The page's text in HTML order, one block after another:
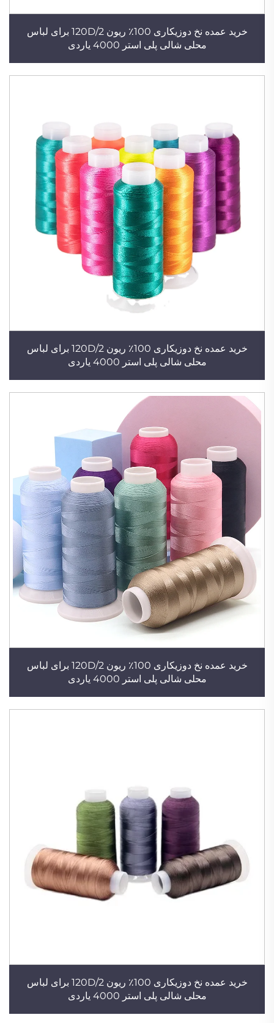
خرید عمده نخ دوزیکاری 100٪ ریون 120D/2 برای لباس
محلی شالی پلی استر 4000 یاردی
خرید عمده نخ دوزیکاری 100٪ ریون 120D/2 برای لباس
محلی شالی پلی استر 4000 یاردی
خرید عمده نخ دوزیکاری 100٪ ریون 120D/2 برای لباس
محلی شالی پلی استر 4000 یاردی
خرید عمده نخ دوزیکاری 100٪ ریون 120D/2 برای لباس
محلی شالی پلی استر 4000 یاردی